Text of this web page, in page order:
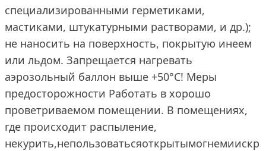
специализированными герметиками,
мастиками, штукатурными растворами, и др.);
не наносить на поверхность, покрытую инеем
или льдом. Запрещается нагревать
аэрозольный баллон выше +50°С! Меры
предосторожности Работать в хорошо
проветриваемом помещении. В помещениях,
где происходит распыление,
некурить,непользоватьсяоткрытымогнемиискр